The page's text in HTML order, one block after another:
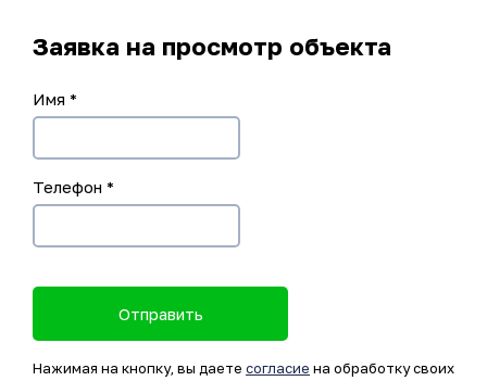
Заявка на просмотр объекта
Имя *
Телефон *
Отправить
Нажимая на кнопку, вы даете согласие на обработку своих